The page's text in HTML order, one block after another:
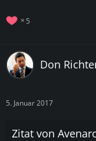
5
Don
5. Januar 2017
Zitat von